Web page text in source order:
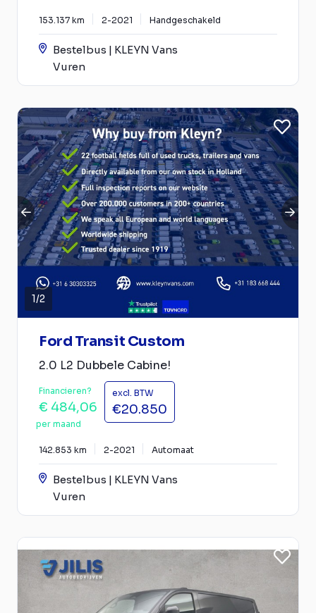
153.137 km 2-2021 Handgeschakeld
Bestelbus | KLEYN Vans
Vuren
1/2
Ford Transit Custom
2.0 L2 Dubbele Cabine!
Financieren?
€ 484,06
per maand
excl. BTW
€20.850
142.853 km 2-2021 Automaat
Bestelbus | KLEYN Vans
Vuren